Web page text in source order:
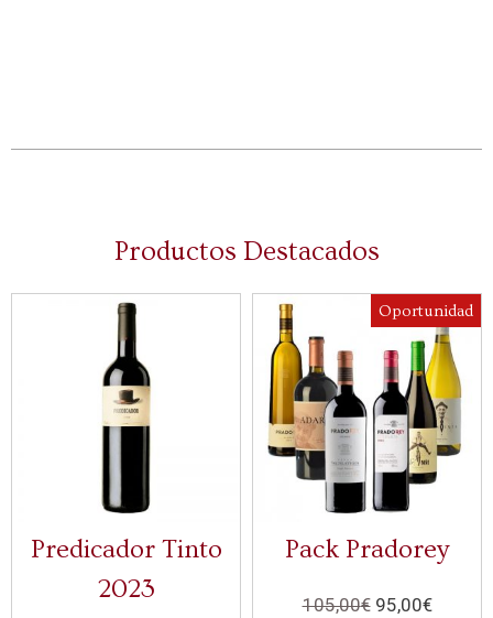
Productos Destacados
Predicador Tinto
2023
Oportunidad
Pack Pradorey
105,00€ 95,00€